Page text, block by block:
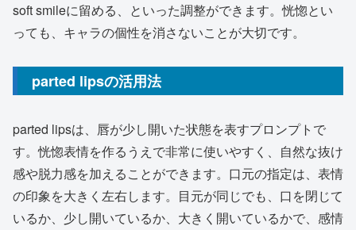
soft smileに留める、といった調整ができます。恍惚とい
っても、キャラの個性を消さないことが大切です。
parted lipsの活用法
parted lipsは、唇が少し開いた状態を表すプロンプトで
す。恍惚表情を作るうえで非常に使いやすく、自然な抜け
感や脱力感を加えることができます。口元の指定は、表情
の印象を大きく左右します。目元が同じでも、口を閉じて
いるか、少し開いているか、大きく開いているかで、感情